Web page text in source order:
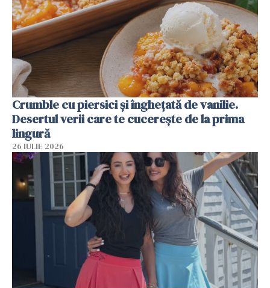
Crumble cu piersici și înghețată de vanilie.
Desertul verii care te cucerește de la prima
lingură
26 IULIE 2026